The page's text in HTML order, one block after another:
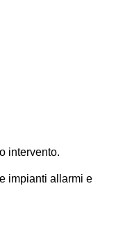
intervento.
impianti allarmi e